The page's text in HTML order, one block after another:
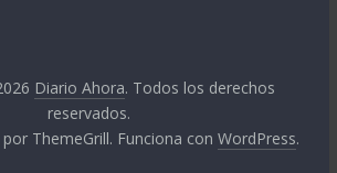
Diario Ahora. Todos los derechos
reservados.
por ThemeGrill. Funciona conWordPress.